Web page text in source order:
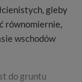
gleby
równomiernie,
wschodów
do gruntu